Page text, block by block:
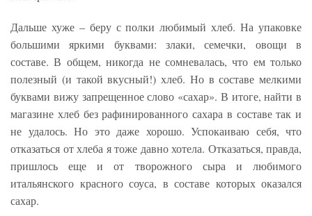
Дальше хуже – беру с полки любимый хлеб. На упаковке
большими яркими буквами: злаки, семечки, овощи в
составе. В общем, никогда не сомневалась, что ем только
полезный (и такой вкусный!) хлеб. Но в составе мелкими
буквами вижу запрещенное слово «сахар». В итоге, найти в
магазине хлеб без рафинированного сахара в составе так и
не удалось. Но это даже хорошо. Успокаиваю себя, что
отказаться от хлеба я тоже давно хотела. Отказаться, правда,
пришлось еще и от творожного сыра и любимого
итальянского красного соуса, в составе которых оказался
сахар.